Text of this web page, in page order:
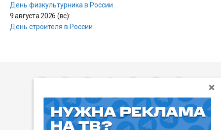
День физкультурника в России
9 августа 2026 (вс):
День строителя в России